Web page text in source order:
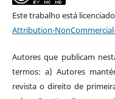
Este trabalho está
Attribution-
Autores que publicam
termos: a) Autores
revista o direito de